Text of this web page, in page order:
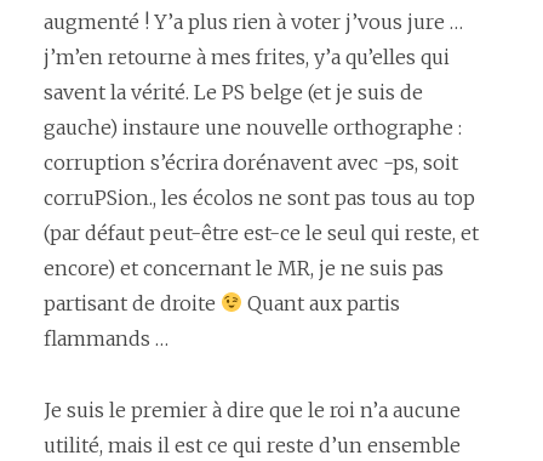
augmenté ! Y’a plus rien à voter j’vous jure …
j’m’en retourne à mes frites, y’a qu’elles qui
savent la vérité. Le PS belge (et je suis de
gauche) instaure une nouvelle orthographe :
corruption s’écrira dorénavent avec -ps, soit
corruPSion., les écolos ne sont pas tous au top
(par défaut peut-être est-ce le seul qui reste, et
encore) et concernant le MR, je ne suis pas
partisant de droite
Quant aux partis
flammands …
Je suis le premier à dire que le roi n’a aucune
utilité, mais il est ce qui reste d’un ensemble